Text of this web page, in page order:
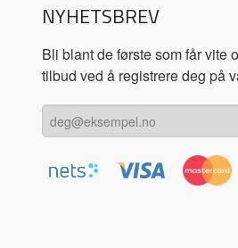
NYHETSBREV
Bli blant de første som får vite
tilbud ved å registrere deg på